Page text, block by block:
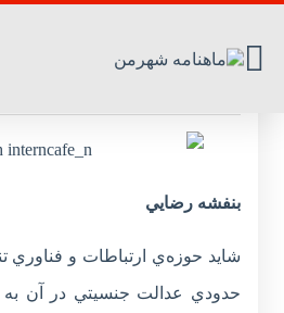
بنفشه رضايي
شايد حوزه‌ي ارتباطات و فناوري
حدودي عدالت جنسيتي در آن